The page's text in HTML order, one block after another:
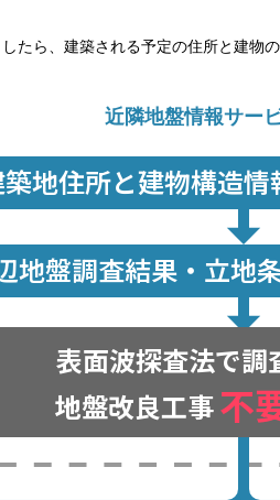
たら、建築される予定の住所と建物
近隣地盤情報サー
地住所と建物構造
地盤調査結果・立地
表面波探査法で調
地盤改良工事不